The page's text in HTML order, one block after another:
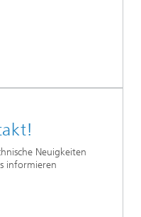
Neuigkeiten
informieren